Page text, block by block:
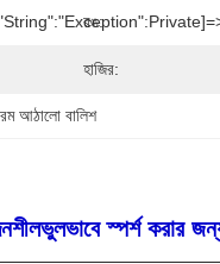
রঙ:
হাজির:
আঠালো বালিশ
ভুলভাবে স্পর্শ করার